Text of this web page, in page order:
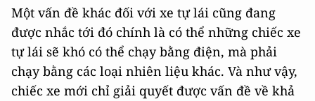
Một vấn đề khác đối với xe tự lái cũng đang
được nhắc tới đó chính là có thể những chiếc xe
tự lái sẽ khó có thể chạy bằng điện, mà phải
chạy bằng các loại nhiên liệu khác. Và như vậy,
chiếc xe mới chỉ giải quyết được vấn đề về khả